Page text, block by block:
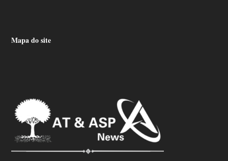
Mapa do site